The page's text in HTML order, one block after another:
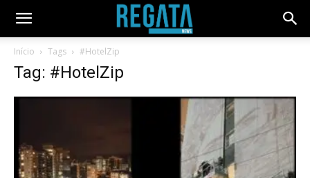
Início Tags #HotelZip
Tag: #HotelZip